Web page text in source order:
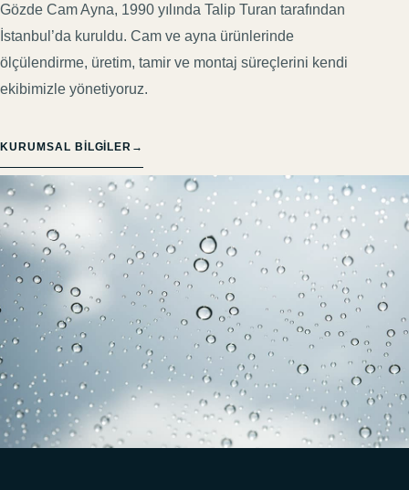
Gözde Cam Ayna, 1990 yılında Talip Turan tarafından
İstanbul’da kuruldu. Cam ve ayna ürünlerinde
ölçülendirme, üretim, tamir ve montaj süreçlerini kendi
ekibimizle yönetiyoruz.
KURUMSAL BILGILER →